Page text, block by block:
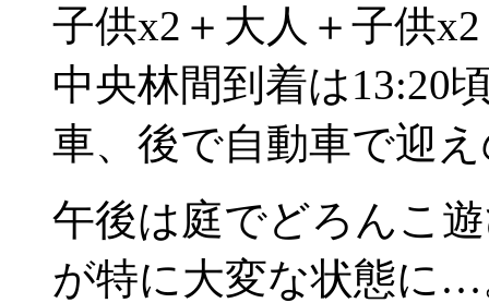
子供x2＋大人＋子供
中央林間到着は13:20
車、後で自動車で迎
午後は庭でどろんこ
が特に大変な状態に